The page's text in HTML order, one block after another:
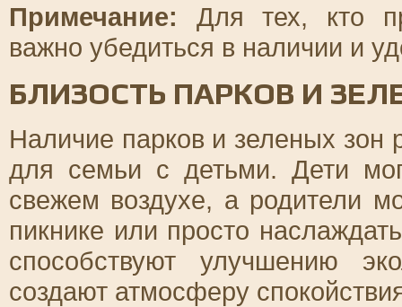
Примечание: Для тех, кто
важно убедиться в наличии и
БЛИЗОСТЬ ПАРКОВ И
Наличие парков и зеленых
для семьи с детьми. Дети
свежем воздухе, а родители
пикнике или просто
способствуют улучшению
создают атмосферу